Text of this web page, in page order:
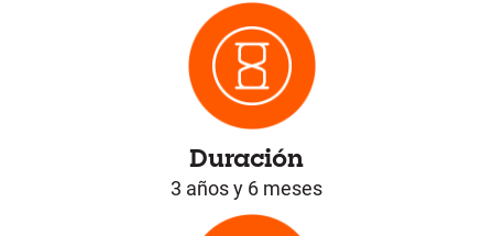
Duración
3 años y 6 meses